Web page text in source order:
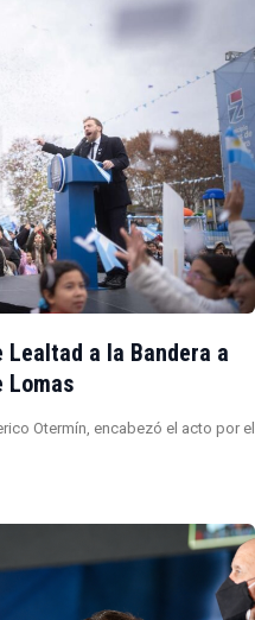
a la Bandera a
Lomas
Otermín, encabezó el acto por el